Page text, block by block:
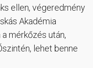
ellen, végeredmény
Akadémia
mérkőzés után,
lehet benne